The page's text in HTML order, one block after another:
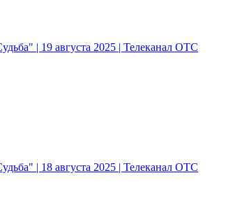
| 19 августа 2025 | Телеканал ОТС
| 18 августа 2025 | Телеканал ОТС